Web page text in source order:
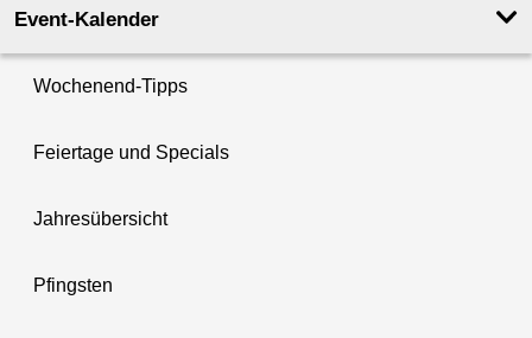
Event-Kalender
Wochenend-Tipps
Feiertage und Specials
Jahresübersicht
Pfingsten